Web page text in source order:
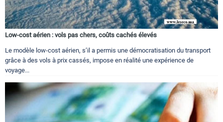
Low-cost aérien : vols pas chers, coûts cachés élevés
Le modèle low-cost aérien, s’il a permis une démocratisation du transport
grâce à des vols à prix cassés, impose en réalité une expérience de
voyage...